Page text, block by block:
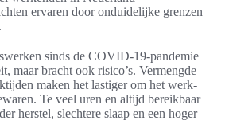
ervaren door onduidelijke grenzen
sinds de COVID-19-pandemie
maar bracht ook risico’s. Vermengde
maken het lastiger om het werk-
Te veel uren en altijd bereikbaar
herstel, slechtere slaap en een hoger